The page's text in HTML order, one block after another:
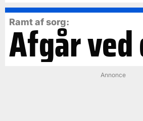
Ramt af sorg:
Afgår ved
Annonce